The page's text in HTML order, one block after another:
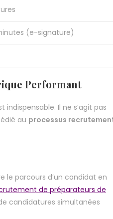
(e-signature)
Performant
Il ne s’agit pas
au processus
le parcours d’un candidat en
de préparateurs de
candidatures simultanées